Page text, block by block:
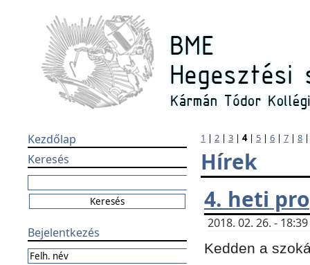
Kezdőlap
Keresés
Bejelentkezés
1 | 2 | 3 | 4| 5 | 6 | 7 | 8
Hírek
4. heti
2018. 02. 26. -
Kedden a